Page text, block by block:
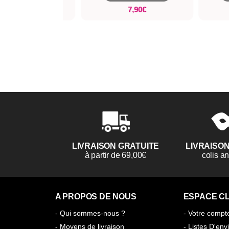
7,90€
LIVRAISON GRATUITE
à partir de 69,00€
colis
A PROPOS DE NOUS
- Qui sommes-nous ?
- Moyens de livraison
ESPACE
- Votre
- Listes